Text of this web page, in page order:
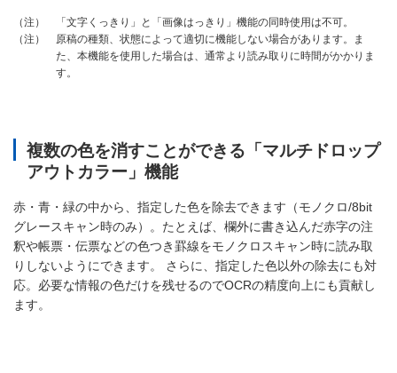
（注）
「文字くっきり」と「画像はっきり」機能の同時使用は不可。
（注）
原稿の種類、状態によって適切に機能しない場合があります。ま
た、本機能を使用した場合は、通常より読み取りに時間がかかりま
す。
複数の色を消すことができる「マルチドロップ
アウトカラー」機能
赤・青・緑の中から、指定した色を除去できます（モノクロ/8bit
グレースキャン時のみ）。たとえば、欄外に書き込んだ赤字の注
釈や帳票・伝票などの色つき罫線をモノクロスキャン時に読み取
りしないようにできます。 さらに、指定した色以外の除去にも対
応。必要な情報の色だけを残せるのでOCRの精度向上にも貢献し
ます。